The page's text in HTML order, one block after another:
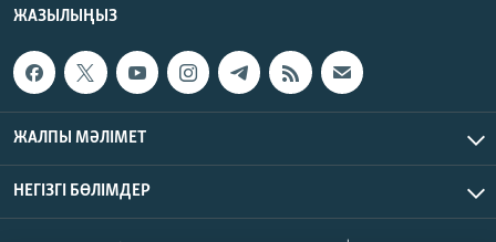
ЖАЗЫЛЫҢЫЗ
ЖАЛПЫ МӘЛІМЕТ
НЕГІЗГІ БӨЛІМДЕР